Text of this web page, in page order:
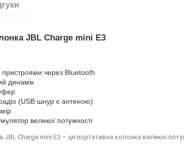
JBL Charge mini E3
пристроями через Bluetooth
динамік
(USB шнур є антеною)
великої потужності
Charge mini E3 – це портативна колонка великої